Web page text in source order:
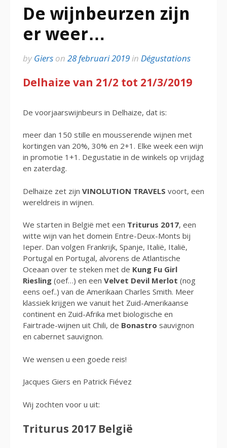
De wijnbeurzen zijn
er weer…
byGiers on 28 februari 2019in Dégustations
Delhaize van 21/2 tot 21/3/2019
De voorjaarswijnbeurs in Delhaize, dat is:
meer dan 150 stille en mousserende wijnen met
kortingen van 20%, 30% en 2+1. Elke week een wijn
in promotie 1+1. Degustatie in de winkels op vrijdag
en zaterdag.
Delhaize zet zijn VINOLUTION TRAVELS voort, een
wereldreis in wijnen.
We starten in België met een Triturus 2017, een
witte wijn van het domein Entre-Deux-Monts bij
Ieper. Dan volgen Frankrijk, Spanje, Italië, Italië,
Portugal en Portugal, alvorens de Atlantische
Oceaan over te steken met de Kung Fu Girl
Riesling (oef…) en een Velvet Devil Merlot (nog
eens oef..) van de Amerikaan Charles Smith. Meer
klassiek krijgen we vanuit het Zuid-Amerikaanse
continent en Zuid-Afrika met biologische en
Fairtrade-wijnen uit Chili, de Bonastro sauvignon
en cabernet sauvignon.
We wensen u een goede reis!
Jacques Giers en Patrick Fiévez
Wij zochten voor u uit:
Triturus 2017 België